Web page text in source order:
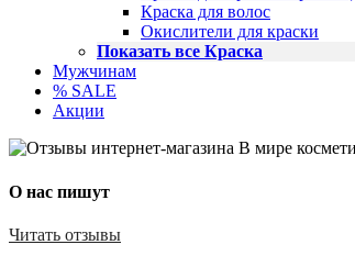
Краска для волос
Окислители для краски
Показать все Краска
Мужчинам
% SALE
Акции
О нас пишут
Читать отзывы